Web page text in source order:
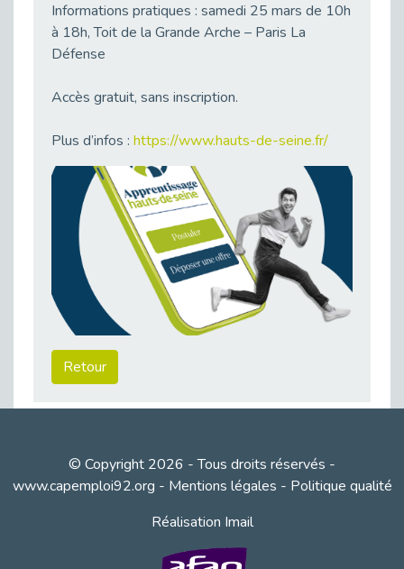
Optimiser son CV lorsqu’on est en situation de handicap
Publié le 29/04/2026
Publié le 24/04/2026
Handicap moteur et emploi : réussir ses recrutements vidéo
Publié le 23/04/2026
Témoignage : "Le maintien en emploi est un investissement, pas une contrainte."
Publié le 22/04/2026
Publié le 20/04/2026
Publié le 20/04/2026
Cap Emploi 92 s'engage pour la santé mentale : La formation PSSM au cœur de l'accompagnement
Publié le 13/04/2026
Informations pratiques : samedi 25 mars de 10h
à 18h, Toit de la Grande Arche – Paris La
Défense
Accès gratuit, sans inscription.
Plus d’infos : https://www.hauts-de-seine.fr/
Retour
© Copyright 2026 - Tous droits réservés -
www.capemploi92.org - Mentions légales - Politique qualité
Réalisation Imail